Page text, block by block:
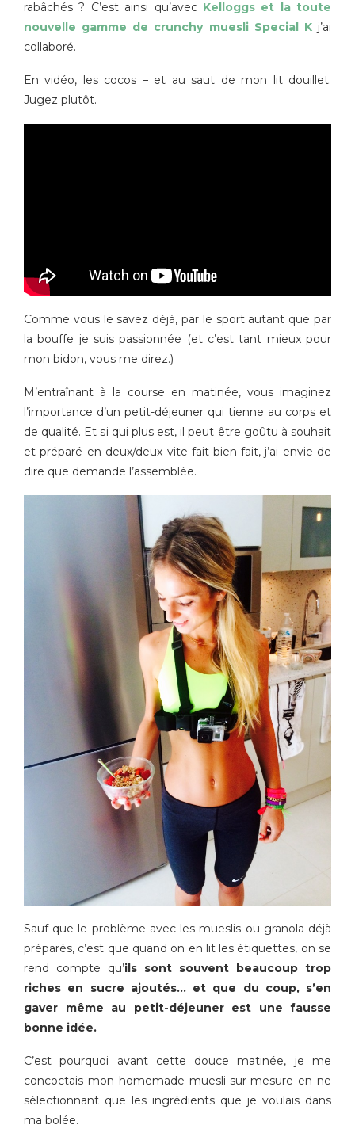
rabâchés ? C’est ainsi qu’avec Kelloggs et la toute
nouvelle gamme de crunchy muesli Special Kj’ai
collaboré.
En vidéo, les cocos – et au saut de mon lit douillet.
Jugez plutôt.
Comme vous le savez déjà, par le sport autant que par
la bouffe je suis passionnée (et c’est tant mieux pour
mon bidon, vous me direz.)
M’entraînant à la course en matinée, vous imaginez
l’importance d’un petit-déjeuner qui tienne au corps et
de qualité. Et si qui plus est, il peut être goûtu à souhait
et préparé en deux/deux vite-fait bien-fait, j’ai envie de
dire que demande l’assemblée.
Sauf que le problème avec les mueslis ou granola déjà
préparés, c’est que quand on en lit les étiquettes, on se
rend compte qu’ils sont souvent beaucoup trop
riches en sucre ajoutés… et que du coup, s’en
gaver même au petit-déjeuner est une fausse
bonne idée.
C’est pourquoi avant cette douce matinée, je me
concoctais mon homemade muesli sur-mesure en ne
sélectionnant que les ingrédients que je voulais dans
ma bolée.